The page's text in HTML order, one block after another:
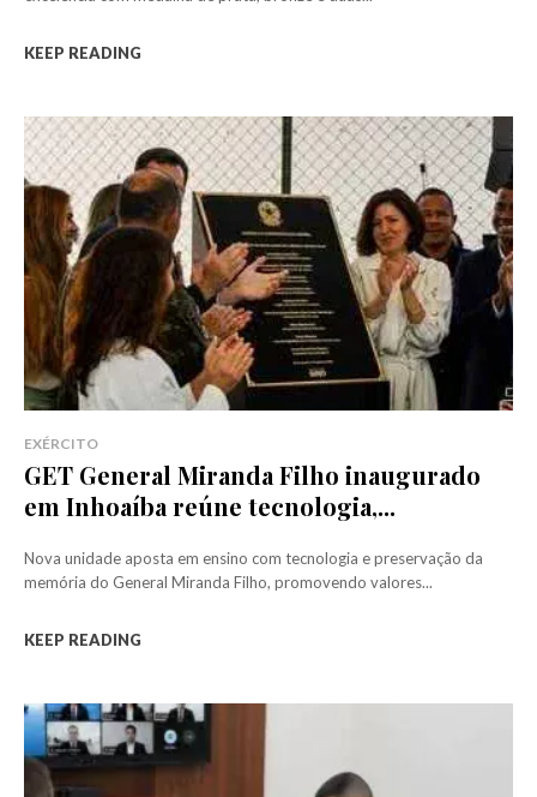
KEEP READING
EXÉRCITO
GET General Miranda Filho inaugurado
em Inhoaíba reúne tecnologia,...
Nova unidade aposta em ensino com tecnologia e preservação da
memória do General Miranda Filho, promovendo valores...
KEEP READING